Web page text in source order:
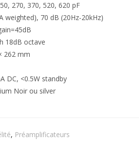
270, 370, 520, 620 pF
weighted), 70 dB (20Hz-20kHz)
18dB octave
262 mm
DC, <0.5W standby
Noir ou silver
, Préamplificateurs